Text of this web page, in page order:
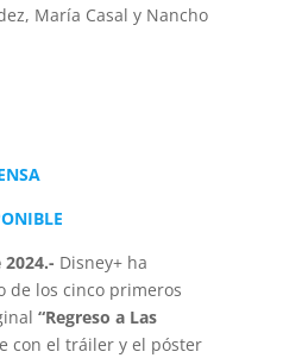
María Casal y Nancho
Disney+ ha
de los cinco primeros
“Regreso a Las
con el tráiler y el póster